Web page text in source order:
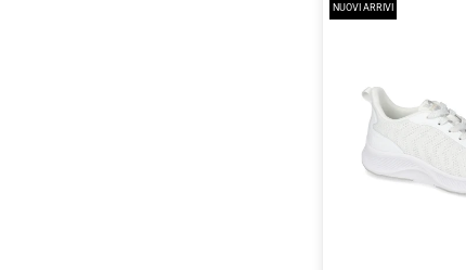
NUOVI ARRIVI